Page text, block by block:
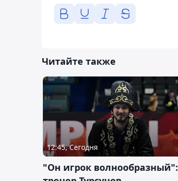
Читайте также
12:45, Сегодня
"Он игрок волнообразный":